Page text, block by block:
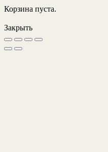
Корзина пуста.
Закрыть